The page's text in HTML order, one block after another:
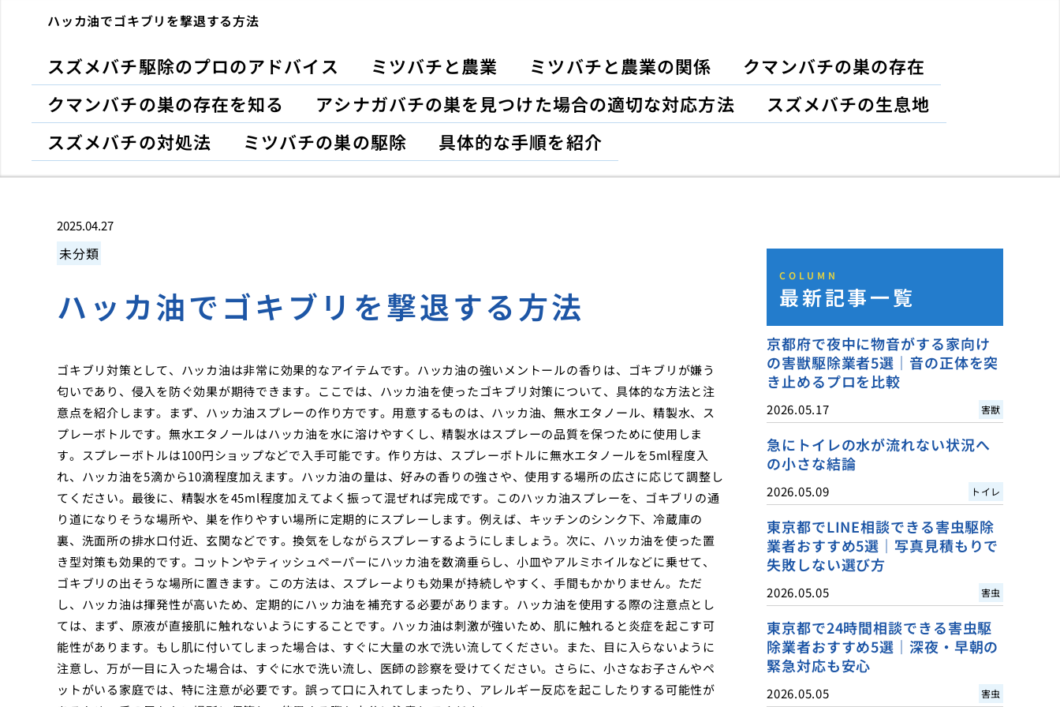
ハッカ油でゴキブリを撃退する方法
スズメバチ駆除のプロのアドバイス ミツバチと農業 ミツバチと農業の関係
クマンバチの巣の存在
クマンバチの巣の存在を知る
アシナガバチの巣を見つけた場合の適切な対応方法
スズメバチの生息地
スズメバチの対処法
ミツバチの巣の駆除 具体的な手順を紹介
2025.04.27
未分類
ハッカ油でゴキブリを撃退する方法
ゴキブリ対策として、ハッカ油は非常に効果的なアイテムです。ハッカ油の強いメントールの香りは、ゴキブリが嫌う
匂いであり、侵入を防ぐ効果が期待できます。ここでは、ハッカ油を使ったゴキブリ対策について、具体的な方法と注
意点を紹介します。まず、ハッカ油スプレーの作り方です。用意するものは、ハッカ油、無水エタノール、精製水、ス
プレーボトルです。無水エタノールはハッカ油を水に溶けやすくし、精製水はスプレーの品質を保つために使用しま
す。スプレーボトルは100円ショップなどで入手可能です。作り方は、スプレーボトルに無水エタノールを5ml程度入
れ、ハッカ油を5滴から10滴程度加えます。ハッカ油の量は、好みの香りの強さや、使用する場所の広さに応じて調整し
てください。最後に、精製水を45ml程度加えてよく振って混ぜれば完成です。このハッカ油スプレーを、ゴキブリの通
り道になりそうな場所や、巣を作りやすい場所に定期的にスプレーします。例えば、キッチンのシンク下、冷蔵庫の
裏、洗面所の排水口付近、玄関などです。換気をしながらスプレーするようにしましょう。次に、ハッカ油を使った置
き型対策も効果的です。コットンやティッシュペーパーにハッカ油を数滴垂らし、小皿やアルミホイルなどに乗せて、
ゴキブリの出そうな場所に置きます。この方法は、スプレーよりも効果が持続しやすく、手間もかかりません。ただ
し、ハッカ油は揮発性が高いため、定期的にハッカ油を補充する必要があります。ハッカ油を使用する際の注意点とし
ては、まず、原液が直接肌に触れないようにすることです。ハッカ油は刺激が強いため、肌に触れると炎症を起こす可
能性があります。もし肌に付いてしまった場合は、すぐに大量の水で洗い流してください。また、目に入らないように
注意し、万が一目に入った場合は、すぐに水で洗い流し、医師の診察を受けてください。さらに、小さなお子さんやペ
ットがいる家庭では、特に注意が必要です。誤って口に入れてしまったり、アレルギー反応を起こしたりする可能性が
COLUMN
最新記事一覧
京都府で夜中に物音がする家向け
の害獣駆除業者5選｜音の正体を突
き止めるプロを比較
2026.05.17 害獣
急にトイレの水が流れない状況へ
の小さな結論
2026.05.09 トイレ
東京都でLINE相談できる害虫駆除
業者おすすめ5選｜写真見積もりで
失敗しない選び方
2026.05.05 害虫
東京都で24時間相談できる害虫駆
除業者おすすめ5選｜深夜・早朝の
緊急対応も安心
2026.05.05 害虫